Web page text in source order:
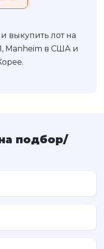
выкупить лот на
Manheim в США и
подбор/